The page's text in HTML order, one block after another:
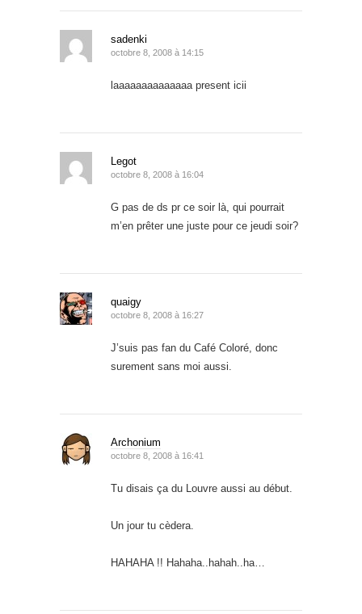
sadenki
octobre 8, 2008 à 14:15
laaaaaaaaaaaaaa present icii
Legot
octobre 8, 2008 à 16:04
G pas de ds pr ce soir là, qui pourrait
m’en prêter une juste pour ce jeudi soir?
quaigy
octobre 8, 2008 à 16:27
J’suis pas fan du Café Coloré, donc
surement sans moi aussi.
Archonium
octobre 8, 2008 à 16:41
Tu disais ça du Louvre aussi au début.
Un jour tu cèdera.
HAHAHA !! Hahaha..hahah..ha…